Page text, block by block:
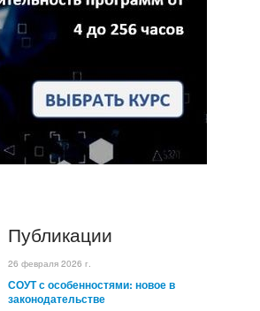
Публикации
26 февраля 2026 г.
СОУТ с особенностями: новое в
законодательстве